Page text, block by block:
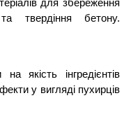
для збереження
твердіння бетону.
якість інгредієнтів
у вигляді пухирців